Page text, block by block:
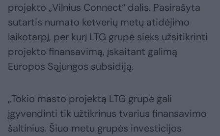
projekto „Vilnius Connect“ dalis. Pasirašyta
sutartis numato ketverių metų atidėjimo
laikotarpį, per kurį LTG grupė sieks užsitikrinti
projekto finansavimą, įskaitant galimą
Europos Sąjungos subsidiją.
„Tokio masto projektą LTG grupė gali
įgyvendinti tik užtikrinus tvarius finansavimo
šaltinius. Šiuo metu grupės investicijos